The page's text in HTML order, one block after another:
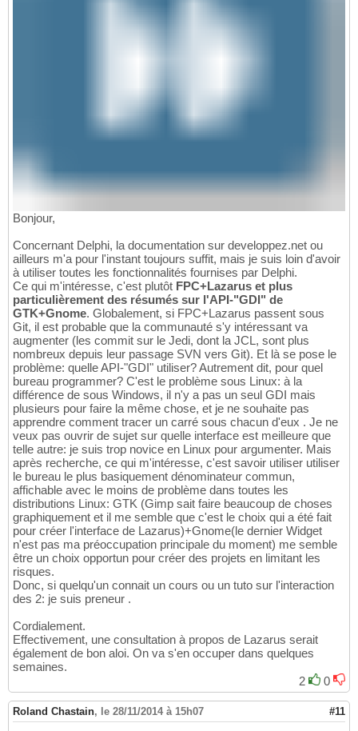
Bonjour,
Concernant Delphi, la documentation sur developpez.net ou
ailleurs m'a pour l'instant toujours suffit, mais je suis loin d'avoir
à utiliser toutes les fonctionnalités fournises par Delphi.
Ce qui m'intéresse, c'est plutôt FPC+Lazarus et plus
particulièrement des résumés sur l'API-"GDI" de
GTK+Gnome. Globalement, si FPC+Lazarus passent sous
Git, il est probable que la communauté s'y intéressant va
augmenter (les commit sur le Jedi, dont la JCL, sont plus
nombreux depuis leur passage SVN vers Git). Et là se pose le
problème: quelle API-"GDI" utiliser? Autrement dit, pour quel
bureau programmer? C'est le problème sous Linux: à la
différence de sous Windows, il n'y a pas un seul GDI mais
plusieurs pour faire la même chose, et je ne souhaite pas
apprendre comment tracer un carré sous chacun d'eux . Je ne
veux pas ouvrir de sujet sur quelle interface est meilleure que
telle autre: je suis trop novice en Linux pour argumenter. Mais
après recherche, ce qui m'intéresse, c'est savoir utiliser utiliser
le bureau le plus basiquement dénominateur commun,
affichable avec le moins de problème dans toutes les
distributions Linux: GTK (Gimp sait faire beaucoup de choses
graphiquement et il me semble que c'est le choix qui a été fait
pour créer l'interface de Lazarus)+Gnome(le dernier Widget
n'est pas ma préoccupation principale du moment) me semble
être un choix opportun pour créer des projets en limitant les
risques.
Donc, si quelqu'un connait un cours ou un tuto sur l'interaction
des 2: je suis preneur .
Cordialement.
Effectivement, une consultation à propos de Lazarus serait
également de bon aloi. On va s'en occuper dans quelques
semaines.
2
0
Roland Chastain, le 28/11/2014 à 15h07 #11